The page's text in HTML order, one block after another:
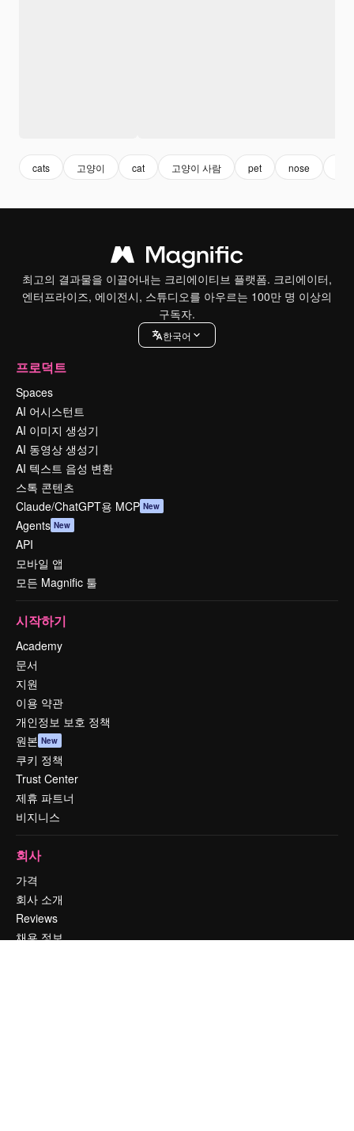
cats 고양이 cat 고양이 사람 pet nose
최고의 결과물을 이끌어내는 크리에이티브 플랫폼. 크리에이터,
엔터프라이즈, 에이전시, 스튜디오를 아우르는 100만 명 이상의
구독자.
한국어
프로덕트
Spaces
AI 어시스턴트
AI 이미지 생성기
AI 동영상 생성기
AI 텍스트 음성 변환
스톡 콘텐츠
Claude/ChatGPT용 MCP New
Agents New
API
모바일 앱
모든 Magnific 툴
시작하기
Academy
문서
지원
이용 약관
개인정보 보호 정책
원본 New
쿠키 정책
Trust Center
제휴 파트너
비지니스
회사
가격
회사 소개
Reviews
채용 정보